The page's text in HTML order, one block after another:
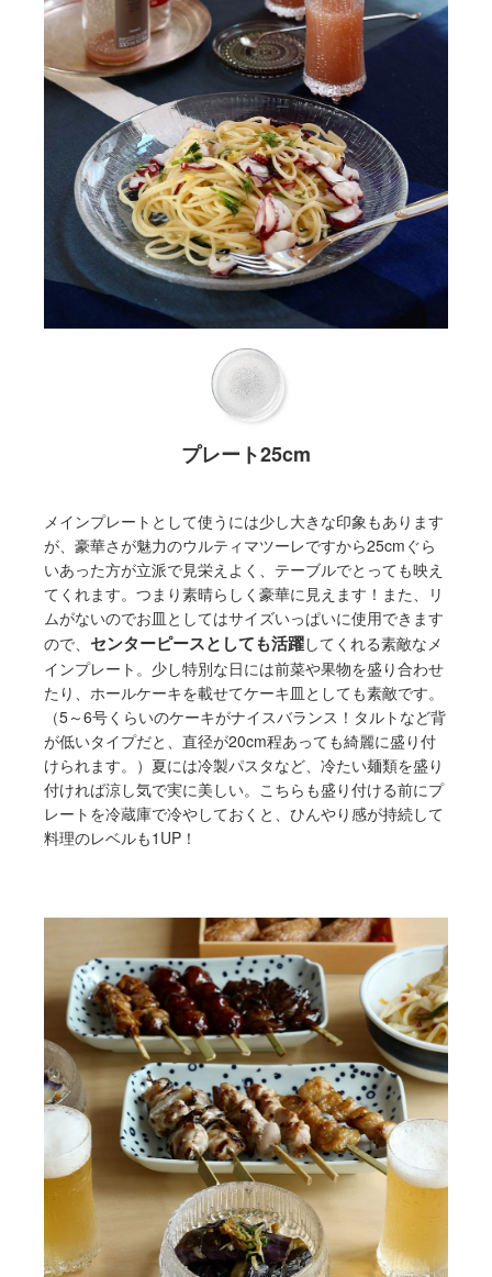
プレート25cm
メインプレートとして使うには少し大きな印象もあります
が、豪華さが魅力のウルティマツーレですから25cmぐら
いあった方が立派で見栄えよく、テーブルでとっても映え
てくれます。つまり素晴らしく豪華に見えます！また、リ
ムがないのでお皿としてはサイズいっぱいに使用できます
ので、 センターピースとしても活躍してくれる素敵なメ
インプレート。少し特別な日には前菜や果物を盛り合わせ
たり、ホールケーキを載せてケーキ皿としても素敵です。
（5～6号くらいのケーキがナイスバランス！タルトなど背
が低いタイプだと、直径が20cm程あっても綺麗に盛り付
けられます。）夏には冷製パスタなど、冷たい麺類を盛り
付ければ涼し気で実に美しい。こちらも盛り付ける前にプ
レートを冷蔵庫で冷やしておくと、ひんやり感が持続して
料理のレベルも1UP！